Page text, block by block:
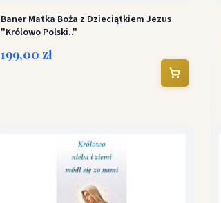
Baner Matka Boża z Dzieciątkiem Jezus
"Królowo Polski.."
199,00 zł